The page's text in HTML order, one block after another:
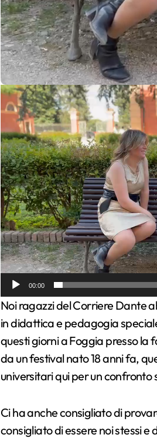
Video
Player
00:00
Noi ragazzi del Corriere Dante abbiamo avuto l’opportunità di intervistare Giusi Toto, professoressa
in didattica e pedagogia
questi giorni a Foggia presso la
da un festival nato 18 anni fa,
universitari qui per un confronto
Ci ha anche consigliato di
consigliato di essere noi stessi e